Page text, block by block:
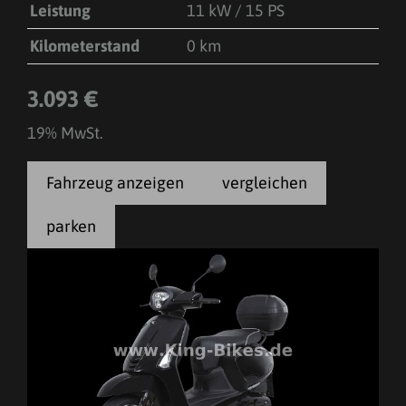
Leistung
11 kW / 15 PS
Kilometerstand
0 km
3.093 €
19% MwSt.
Fahrzeug anzeigen vergleichen
parken